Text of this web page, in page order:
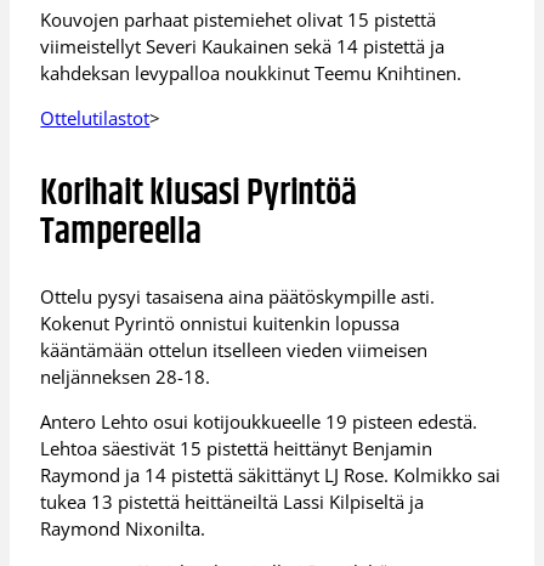
Kouvojen parhaat pistemiehet olivat 15 pistettä
viimeistellyt Severi Kaukainen sekä 14 pistettä ja
kahdeksan levypalloa noukkinut Teemu Knihtinen.
Ottelutilastot>
Korihait kiusasi Pyrintöä
Tampereella
Ottelu pysyi tasaisena aina päätöskympille asti.
Kokenut Pyrintö onnistui kuitenkin lopussa
kääntämään ottelun itselleen vieden viimeisen
neljänneksen 28-18.
Antero Lehto osui kotijoukkueelle 19 pisteen edestä.
Lehtoa säestivät 15 pistettä heittänyt Benjamin
Raymond ja 14 pistettä säkittänyt LJ Rose. Kolmikko sai
tukea 13 pistettä heittäneiltä Lassi Kilpiseltä ja
Raymond Nixonilta.